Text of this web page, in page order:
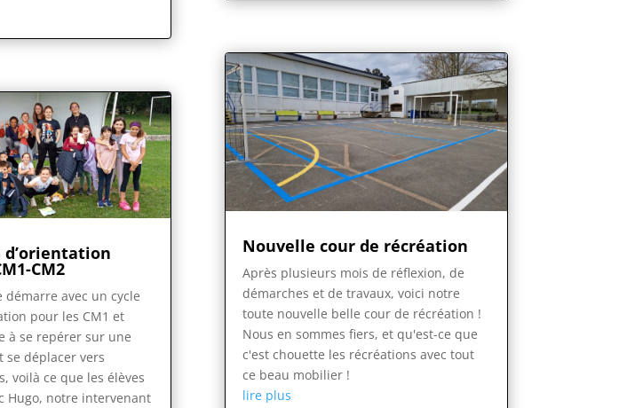
d’orientation
CM2
démarre avec un cycle
pour les CM1 et
à se repérer sur une
se déplacer vers
voilà ce que les élèves
Hugo, notre intervenant
Nouvelle cour de récréation
Après plusieurs mois de réflexion, de
démarches et de travaux, voici notre
toute nouvelle belle cour de récréation !
Nous en sommes fiers, et qu'est-ce que
c'est chouette les récréations avec tout
ce beau mobilier !
lire plus